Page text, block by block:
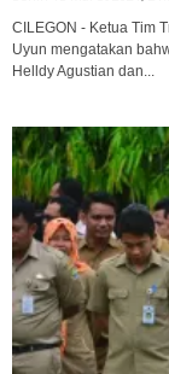
CILEGON - Ketua Tim
Uyun mengatakan
Helldy Agustian dan...